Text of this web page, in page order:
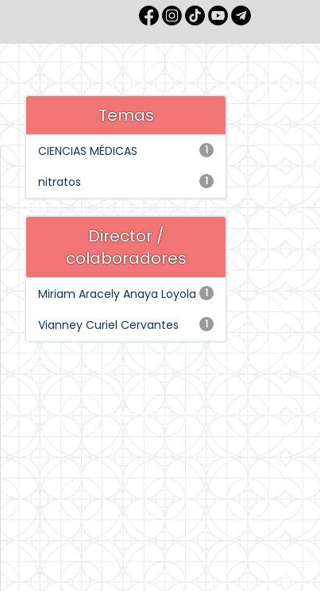
Temas
1
CIENCIAS MÉDICAS
1
nitratos
Director /
colaboradores
1
Miriam Aracely Anaya Loyola
1
Vianney Curiel Cervantes